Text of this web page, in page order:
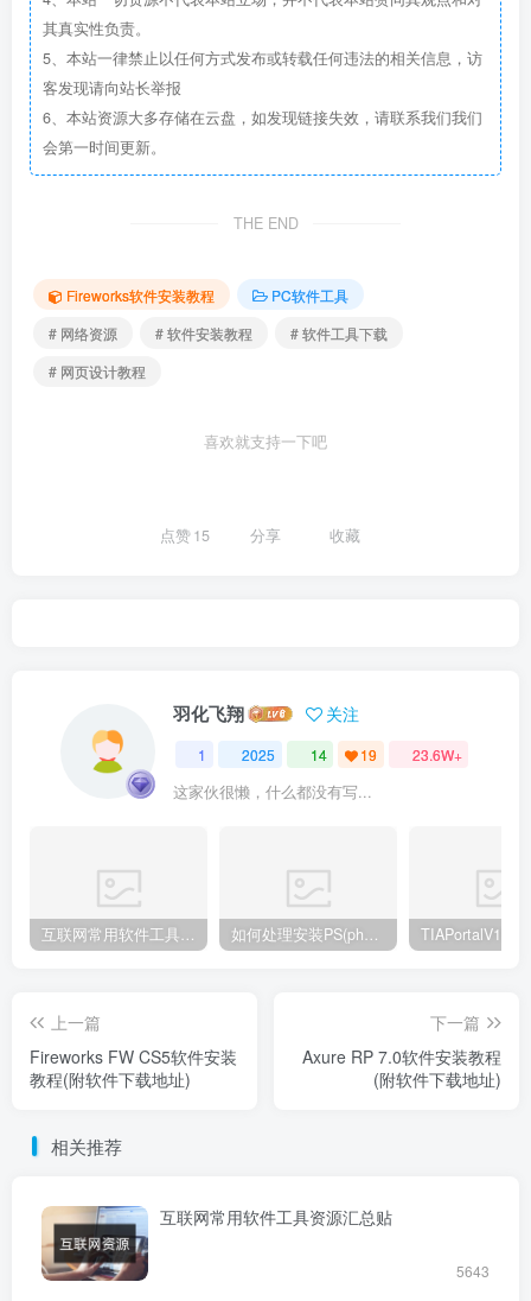
其真实性负责。
5、本站一律禁止以任何方式发布或转载任何违法的相关信息，访
客发现请向站长举报
6、本站资源大多存储在云盘，如发现链接失效，请联系我们我们
会第一时间更新。
THE END
Fireworks软件安装教程
PC软件工具
# 网络资源
# 软件安装教程
# 软件工具下载
# 网页设计教程
喜欢就支持一下吧
点赞15 分享 收藏
羽化飞翔 关注
1 2025 14 19 23.6W+
这家伙很懒，什么都没有写...
互联网常用软件工具资源汇总贴 如何处理安装PS(photoshop cc2018) 时，提示系统或者IE浏览器需要升级
上一篇
Fireworks FW CS5软件安装
教程(附软件下载地址)
下一篇
Axure RP 7.0软件安装教程
(附软件下载地址)
相关推荐
互联网常用软件工具资源汇总贴
5643